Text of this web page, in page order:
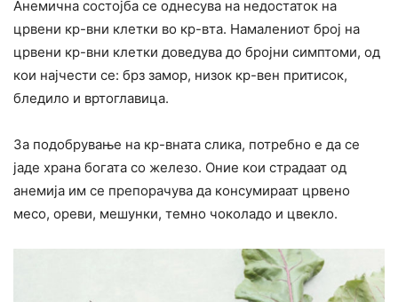
Анемична состојба се однесува на недостаток на
црвени кр-вни клетки во кр-вта. Намалениот број на
црвени кр-вни клетки доведува до бројни симптоми, од
кои најчести се: брз замор, низок кр-вен притисок,
бледило и вртоглавица.
За подобрување на кр-вната слика, потребно е да се
јаде храна богата со железо. Оние кои страдаат од
анемија им се препорачува да консумираат црвено
месо, ореви, мешунки, темно чоколадо и цвекло.